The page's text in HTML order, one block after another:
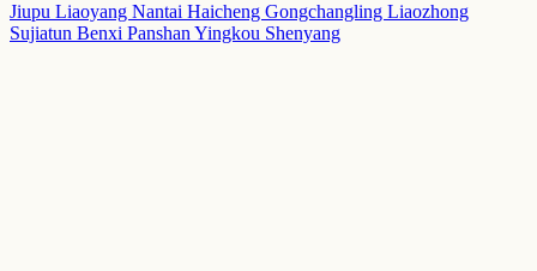
Jiupu Liaoyang Nantai Haicheng Gongchangling Liaozhong
Sujiatun Benxi PanshanYingkou Shenyang